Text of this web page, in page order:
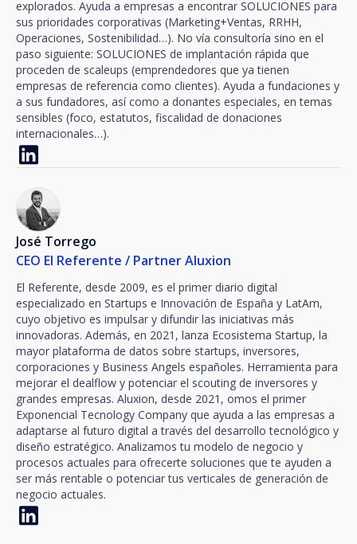
explorados. Ayuda a empresas a encontrar SOLUCIONES para
sus prioridades corporativas (Marketing+Ventas, RRHH,
Operaciones, Sostenibilidad…). No vía consultoría sino en el
paso siguiente: SOLUCIONES de implantación rápida que
proceden de scaleups (emprendedores que ya tienen
empresas de referencia como clientes). Ayuda a fundaciones y
a sus fundadores, así como a donantes especiales, en temas
sensibles (foco, estatutos, fiscalidad de donaciones
internacionales…).
José Torrego
CEO El Referente / Partner Aluxion
El Referente, desde 2009, es el primer diario digital
especializado en Startups e Innovación de España y LatAm,
cuyo objetivo es impulsar y difundir las iniciativas más
innovadoras. Además, en 2021, lanza Ecosistema Startup, la
mayor plataforma de datos sobre startups, inversores,
corporaciones y Business Angels españoles. Herramienta para
mejorar el dealflow y potenciar el scouting de inversores y
grandes empresas. Aluxion, desde 2021, omos el primer
Exponencial Tecnology Company que ayuda a las empresas a
adaptarse al futuro digital a través del desarrollo tecnológico y
diseño estratégico. Analizamos tu modelo de negocio y
procesos actuales para ofrecerte soluciones que te ayuden a
ser más rentable o potenciar tus verticales de generación de
negocio actuales.